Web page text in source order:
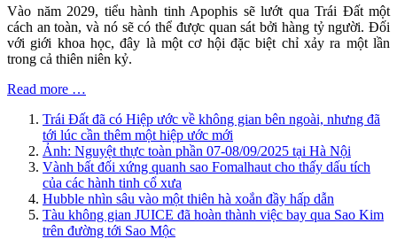
Vào năm 2029, tiểu hành tinh Apophis sẽ lướt qua Trái Đất một
cách an toàn, và nó sẽ có thể được quan sát bởi hàng tỷ người. Đối
với giới khoa học, đây là một cơ hội đặc biệt chỉ xảy ra một lần
trong cả thiên niên kỷ.
Read more …
Trái Đất đã có Hiệp ước về không gian bên ngoài, nhưng đã
tới lúc cần thêm một hiệp ước mới
Ảnh: Nguyệt thực toàn phần 07-08/09/2025 tại Hà Nội
Vành bất đối xứng quanh sao Fomalhaut cho thấy dấu tích
của các hành tinh cổ xưa
Hubble nhìn sâu vào một thiên hà xoắn đầy hấp dẫn
Tàu không gian JUICE đã hoàn thành việc bay qua Sao Kim
trên đường tới Sao Mộc